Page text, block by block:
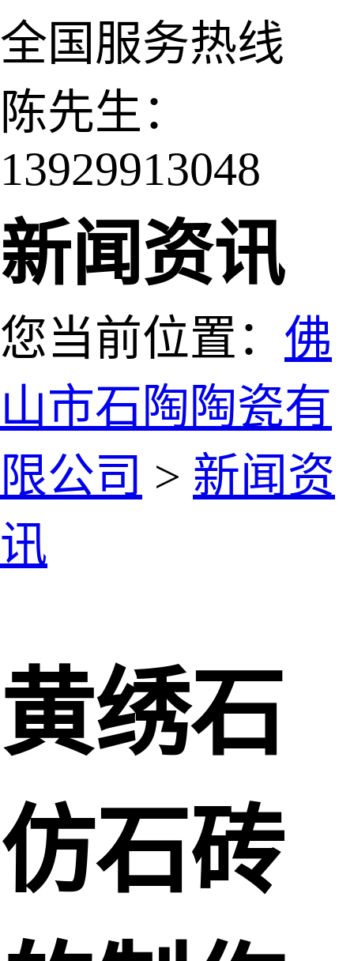
全国服务热线
陈先生：
13929913048
新闻资讯
您当前位置： 佛
山市石陶陶瓷有
限公司 > 新闻资
讯
黄绣石
仿石砖